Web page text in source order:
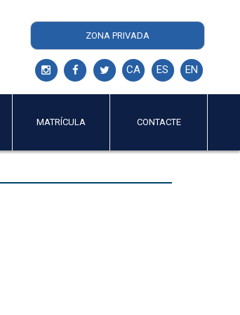
ZONA PRIVADA
CA ES EN
MATRÍCULA CONTACTE